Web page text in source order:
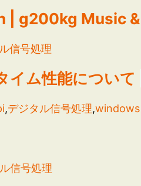
| g200kg Music
信号処理
イム性能につい
,デジタル信号処理,
信号処理